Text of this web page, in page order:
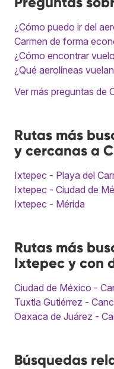
¿Cómo puedo ir del
Carmen de forma
¿Cómo encontrar
¿Qué aerolíneas
Ver más preguntas de
Rutas más
y cercanas a
Ixtepec - Playa del
Ixtepec - Ciudad de
Ixtepec - Mérida
Rutas más
Ixtepec y con
Ciudad de México -
Tuxtla Gutiérrez -
Oaxaca de Juárez -
Búsquedas